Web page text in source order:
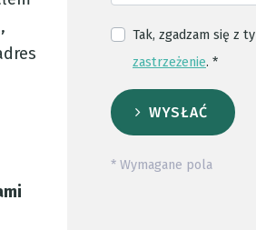
Tak, zgadzam się z
zastrzeżenie. *
WYSŁAĆ
* Wymagane pola